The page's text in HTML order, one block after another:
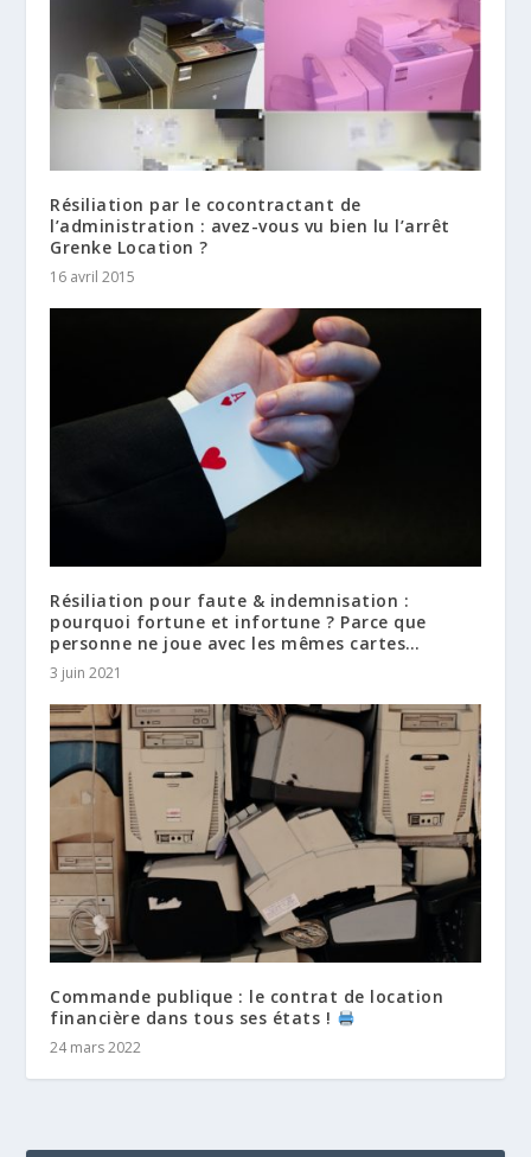
Résiliation par le cocontractant de
l’administration : avez-vous vu bien lu l’arrêt
Grenke Location ?
16 avril 2015
Résiliation pour faute & indemnisation :
pourquoi fortune et infortune ? Parce que
personne ne joue avec les mêmes cartes…
3 juin 2021
Commande publique : le contrat de location
financière dans tous ses états !
24 mars 2022